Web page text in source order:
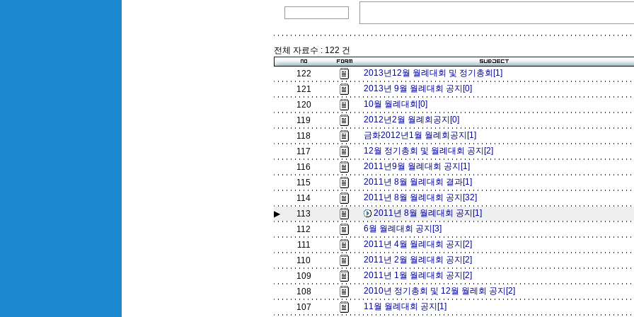
전체 자료수 : 122 건
122
2013년12월 월례대회 및 정기총회[1]
121
2013년 9월 월례대회 공지[0]
120
10월 월례대회[0]
119
2012년2월 월례회공지[0]
118
금화2012년1월 월례회공지[1]
117
12월 정기총회 및 월례대회 공지[2]
116
2011년9월 월례대회 공지[1]
115
2011년 8월 월례대회 결과[1]
114
2011년 8월 월례대회 공지[32]
▶
113
2011년 8월 월례대회 공지[1]
112
6월 월례대회 공지[3]
111
2011년 4월 월례대회 공지[2]
110
2011년 2월 월례대회 공지[2]
109
2011년 1월 월례대회 공지[2]
108
2010년 정기총회 및 12월 월레회 공지[2]
107
11월 월례대회 공지[1]